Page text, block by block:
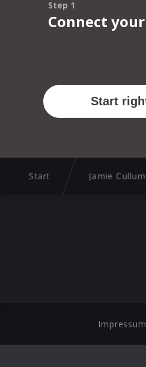
Start Jamie Cullum
Impressum